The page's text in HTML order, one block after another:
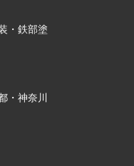
・鉄部塗
・神奈川